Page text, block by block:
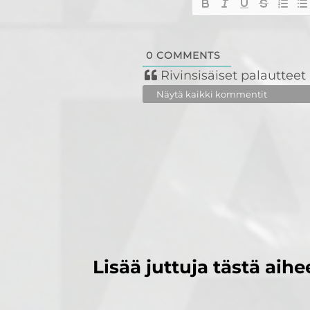
0 COMMENTS
Rivinsisäiset palautteet
Näytä kaikki kommentit
Lisää juttuja tästä